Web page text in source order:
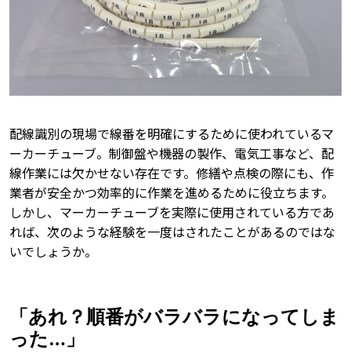
配線識別の現場で線番を明確にするために使われているマ
ーカーチューブ。制御盤や機器の製作、電気工事など、配
線作業には欠かせない存在です。修繕や点検の際にも、作
業者が安全かつ効率的に作業を進めるために役立ちます。
しかし、マーカーチューブを実際に使用されている方であ
れば、次のような経験を一度はされたことがあるのではな
いでしょうか。
「あれ？順番がバラバラになってしま
った…」